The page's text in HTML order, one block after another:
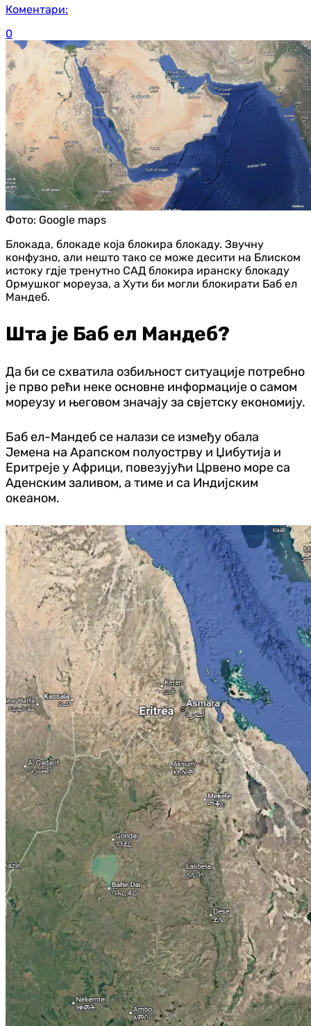
Коментари:
0
Фото: Google maps
Блокада, блокаде која блокира блокаду. Звучну
конфузно, али нешто тако се може десити на Блиском
истоку гдје тренутно САД блокира иранску блокаду
Ормушког мореуза, а Хути би могли блокирати Баб ел
Мандеб.
Шта је Баб ел Мандеб?
Да би се схватила озбиљност ситуације потребно
је прво рећи неке основне информације о самом
мореузу и његовом значају за свјетску економију.
Баб ел-Мандеб се налази се између обала
Јемена на Арапском полуострву и Џибутија и
Еритреје у Африци, повезујући Црвено море са
Аденским заливом, а тиме и са Индијским
океаном.